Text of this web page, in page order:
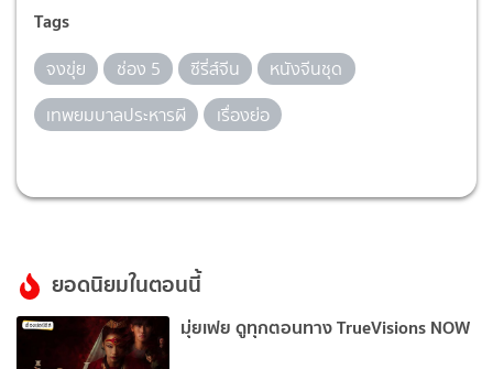
Tags
จงขุ่ย ช่อง 5 ซีรี่ส์จีน
หนังจีนชุด
เทพยมบาลประหารผี
เรื่องย่อ
ยอดนิยมในตอนนี้
มุ่ยเฟย ดูทุกตอนทาง TrueVisions NOW